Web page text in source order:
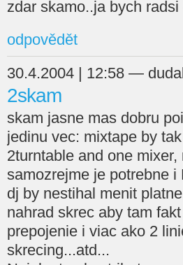
zdar skamo..ja bych radsi
odpovědět
30.4.2004 | 12:58 —
2skam
skam jasne mas dobru
jedinu vec: mixtape by
2turntable and one
samozrejme je potrebne
dj by nestihal menit
nahrad skrec aby tam
prepojenie i viac ako 2
skrecing...atd...